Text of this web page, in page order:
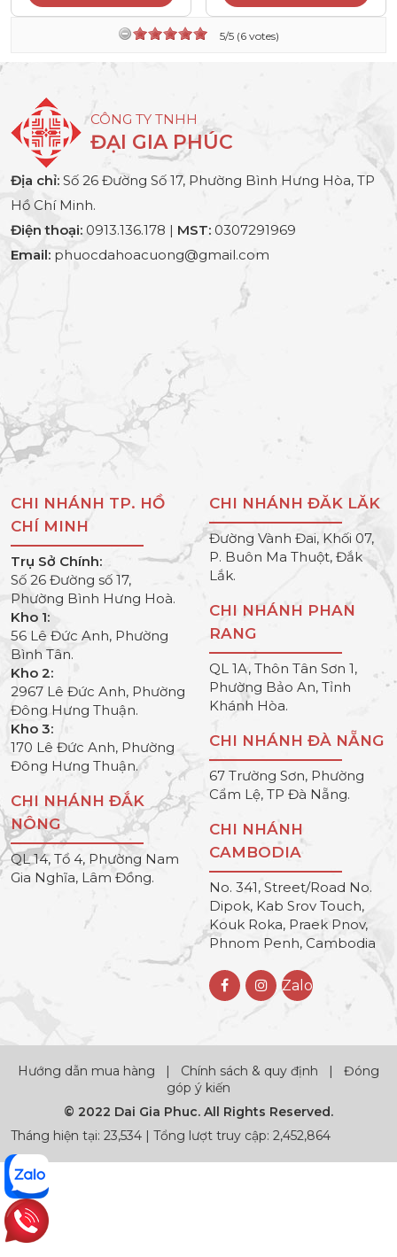
5/5 (6 votes)
CÔNG TY TNHH
ĐẠI GIA PHÚC
Địa chỉ: Số 26 Đường Số 17, Phường Bình Hưng Hòa, TP
Hồ Chí Minh.
Điện thoại: 0913.136.178 | MST: 0307291969
Email: phuocdahoacuong@gmail.com
CHI NHÁNH TP. HỒ
CHÍ MINH
Trụ Sở Chính:
Số 26 Đường số 17,
Phường Bình Hưng Hoà.
Kho 1:
56 Lê Đức Anh, Phường
Bình Tân.
Kho 2:
2967 Lê Đức Anh, Phường
Đông Hưng Thuận.
Kho 3:
170 Lê Đức Anh, Phường
Đông Hưng Thuận.
CHI NHÁNH ĐẮK
NÔNG
QL 14, Tổ 4, Phường Nam
Gia Nghĩa, Lâm Đồng.
CHI NHÁNH ĐĂK LĂK
Đường Vành Đai, Khối 07,
P. Buôn Ma Thuột, Đắk
Lắk.
CHI NHÁNH PHAN
RANG
QL 1A, Thôn Tân Sơn 1,
Phường Bảo An, Tỉnh
Khánh Hòa.
CHI NHÁNH ĐÀ NẴNG
67 Trường Sơn, Phường
Cẩm Lệ, TP Đà Nẵng.
CHI NHÁNH
CAMBODIA
No. 341, Street/Road No.
Dipok, Kab Srov Touch,
Kouk Roka, Praek Pnov,
Phnom Penh, Cambodia
Zalo
Hướng dẫn mua hàng | Chính sách & quy định | Đóng
góp ý kiến
© 2022 Dai Gia Phuc. All Rights Reserved.
Tháng hiện tại: 23,534 | Tổng lượt truy cập: 2,452,864